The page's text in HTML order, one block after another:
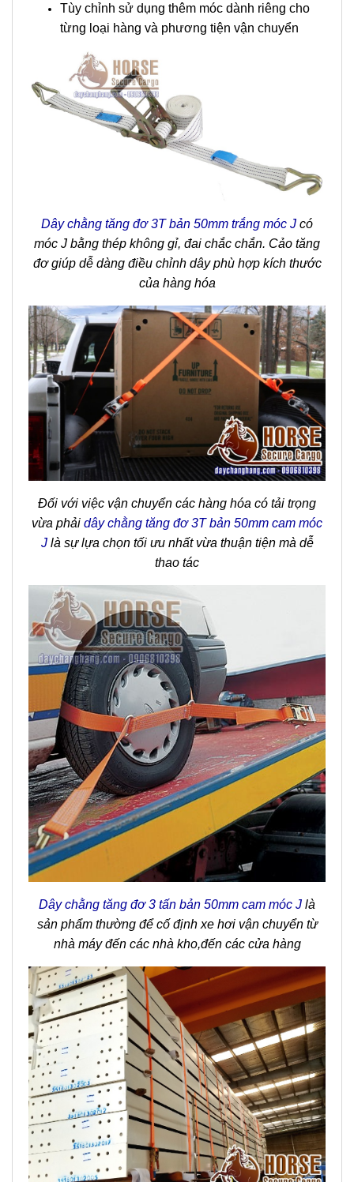
Tùy chỉnh sử dụng thêm móc dành riêng cho
từng loại hàng và phương tiện vận chuyển
Dây chằng tăng đơ 3T bản 50mm trắng móc J có
móc J bằng thép không gỉ, đai chắc chắn. Cảo tăng
đơ giúp dễ dàng điều chỉnh dây phù hợp kích thước
của hàng hóa
Đối với việc vận chuyển các hàng hóa có tải trọng
vừa phải dây chằng tăng đơ 3T bản 50mm cam móc
J là sự lựa chọn tối ưu nhất vừa thuận tiện mà dễ
thao tác
Dây chằng tăng đơ 3 tấn bản 50mm cam móc J là
sản phẩm thường để cố định xe hơi vận chuyển từ
nhà máy đến các nhà kho,đến các cửa hàng